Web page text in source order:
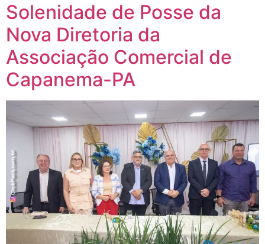
Solenidade de Posse da
Nova Diretoria da
Associação Comercial de
Capanema-PA